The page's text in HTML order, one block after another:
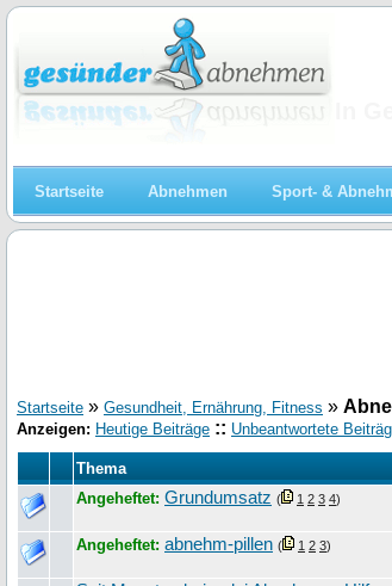
Startseite Abnehmen Sport- &
Startseite » Gesundheit, Ernährung, Fitness »
Anzeigen: Heutige Beiträge :: Unbeantwortete
Thema
Angeheftet: Grundumsatz ( 1 2 3 4)
Angeheftet: abnehm-pillen ( 1 2 3)